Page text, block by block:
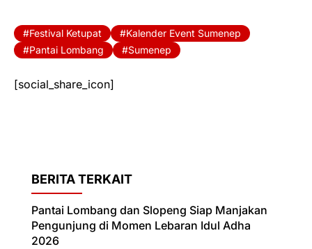
Festival Ketupat
Kalender Event Sumenep
Pantai Lombang
Sumenep
[social_share_icon]
BERITA TERKAIT
Pantai Lombang dan Slopeng Siap Manjakan
Pengunjung di Momen Lebaran Idul Adha
2026